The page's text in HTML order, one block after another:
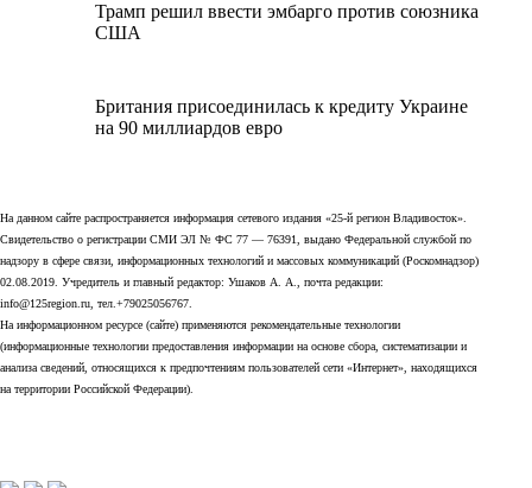
Трамп решил ввести эмбарго против союзника
США
Британия присоединилась к кредиту Украине
на 90 миллиардов евро
На данном сайте распространяется информация сетевого издания «25-й регион Владивосток».
Свидетельство о регистрации СМИ ЭЛ № ФС 77 — 76391, выдано Федеральной службой по
надзору в сфере связи, информационных технологий и массовых коммуникаций (Роскомнадзор)
02.08.2019. Учредитель и главный редактор: Ушаков А. А., почта редакции:
info@125region.ru, тел.+79025056767.
На информационном ресурсе (сайте) применяются рекомендательные технологии
(информационные технологии предоставления информации на основе сбора, систематизации и
анализа сведений, относящихся к предпочтениям пользователей сети «Интернет», находящихся
на территории Российской Федерации).